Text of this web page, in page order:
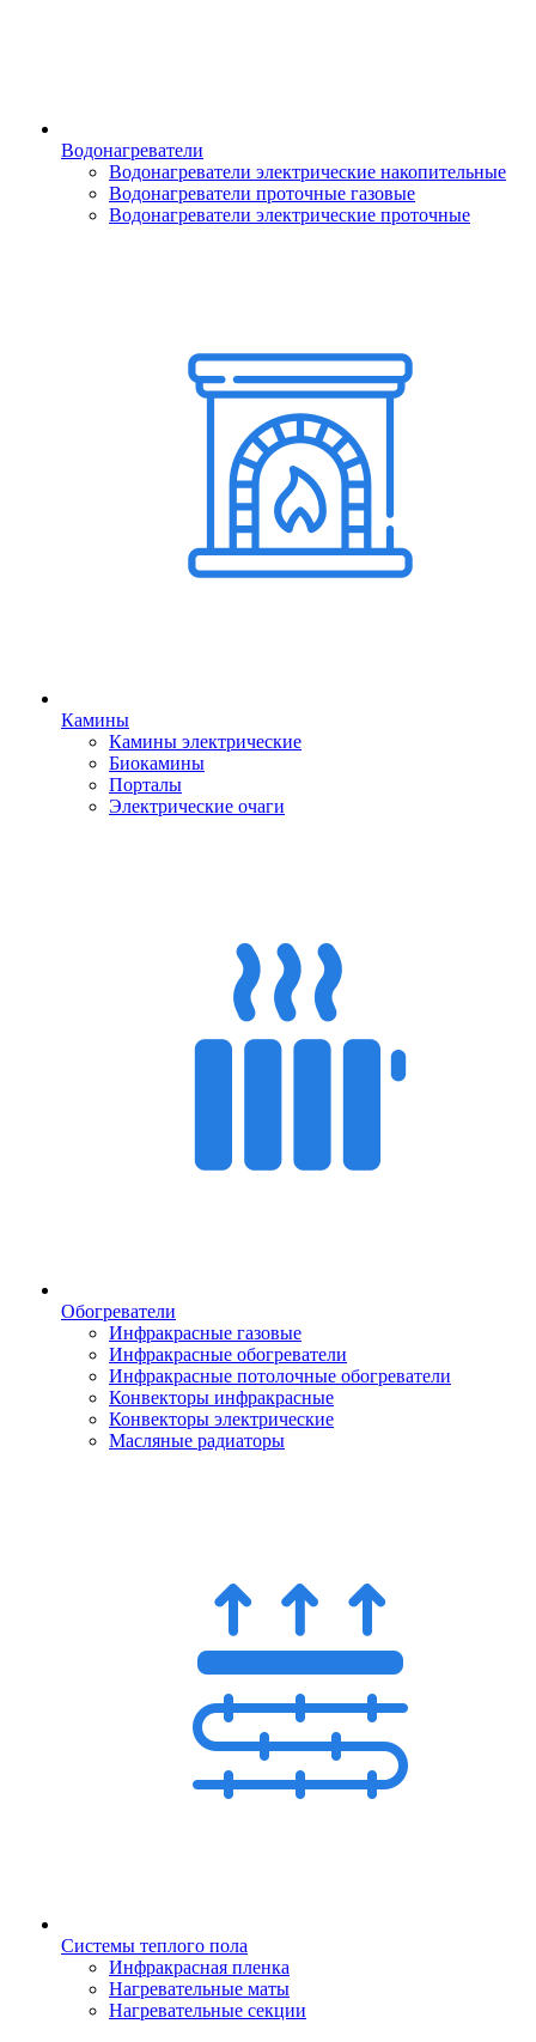
Водонагреватели
Водонагреватели электрические накопительные
Водонагреватели проточные газовые
Водонагреватели электрические проточные
Камины
Камины электрические
Биокамины
Порталы
Электрические очаги
Обогреватели
Инфракрасные газовые
Инфракрасные обогреватели
Инфракрасные потолочные обогреватели
Конвекторы инфракрасные
Конвекторы электрические
Масляные радиаторы
Системы теплого пола
Инфракрасная пленка
Нагревательные маты
Нагревательные секции